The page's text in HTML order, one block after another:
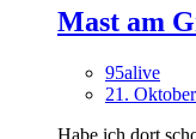
Mast am
95alive
21.
Habe ich dort